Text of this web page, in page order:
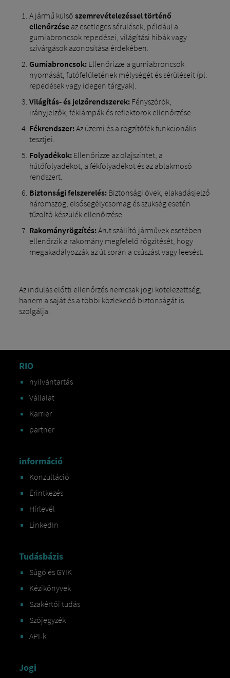
A jármű külső szemrevételezéssel történő
ellenőrzéseaz esetleges sérülések, például a
gumiabroncsok repedései, világítási hibák vagy
szivárgások azonosítása érdekében.
Gumiabroncsok:Ellenőrizze a gumiabroncsok
nyomását, futófelületének mélységét és sérüléseit (pl.
repedések vagy idegen tárgyak).
Világítás- és jelzőrendszerek:Fényszórók,
irányjelzők, féklámpák és reflektorok ellenőrzése.
Fékrendszer:Az üzemi és a rögzítőfék funkcionális
tesztjei.
Folyadékok:Ellenőrizze az olajszintet, a
hűtőfolyadékot, a fékfolyadékot és az ablakmosó
rendszert.
Biztonsági felszerelés:Biztonsági övek, elakadásjelző
háromszög, elsősegélycsomag és szükség esetén
tűzoltó készülék ellenőrzése.
Rakományrögzítés:Árut szállító járművek esetében
ellenőrzik a rakomány megfelelő rögzítését, hogy
megakadályozzák az út során a csúszást vagy leesést.
Az indulás előtti ellenőrzés nemcsak jogi kötelezettség,
hanem a saját és a többi közlekedő biztonságát is
szolgálja.
RIO
nyilvántartás
Vállalat
Karrier
partner
információ
Konzultáció
Érintkezés
Hírlevél
LinkedIn
Tudásbázis
Súgó és GYIK
Kézikönyvek
Szakértői tudás
Szójegyzék
API-k
Jogi